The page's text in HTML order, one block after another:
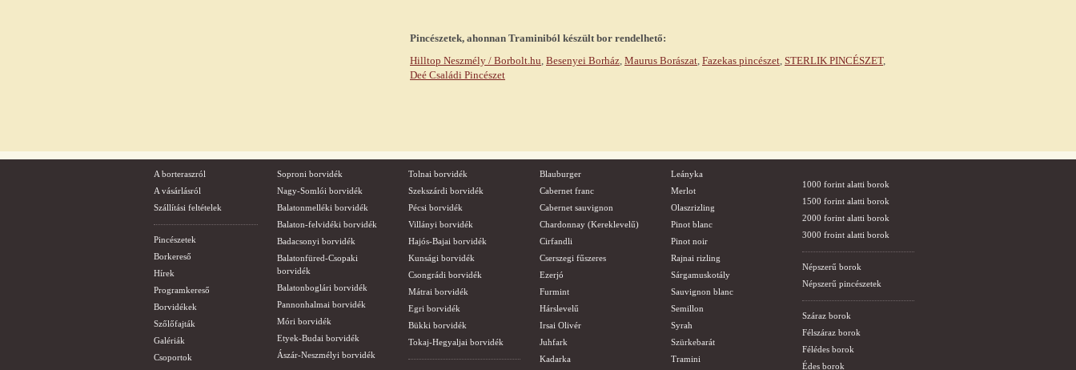
Pincészetek, ahonnan Traminiból készült bor rendelhető:
Hilltop Neszmély / Borbolt.hu, Besenyei Borház, Maurus Borászat, Fazekas pincészet, STERLIK PINCÉSZET,
Deé Családi Pincészet
A borteraszról
A vásárlásról
Szállítási feltételek
Pincészetek
Borkereső
Hírek
Programkereső
Borvidékek
Szőlőfajták
Galériák
Csoportok
Soproni borvidék
Nagy-Somlói borvidék
Balatonmelléki borvidék
Balaton-felvidéki borvidék
Badacsonyi borvidék
Balatonfüred-Csopaki
borvidék
Balatonboglári borvidék
Pannonhalmai borvidék
Móri borvidék
Etyek-Budai borvidék
Ászár-Neszmélyi borvidék
Tolnai borvidék
Szekszárdi borvidék
Pécsi borvidék
Villányi borvidék
Hajós-Bajai borvidék
Kunsági borvidék
Csongrádi borvidék
Mátrai borvidék
Egri borvidék
Bükki borvidék
Tokaj-Hegyaljai borvidék
Blauburger
Cabernet franc
Cabernet sauvignon
Chardonnay (Kereklevelű)
Cirfandli
Cserszegi fűszeres
Ezerjó
Furmint
Hárslevelű
Irsai Olivér
Juhfark
Kadarka
Leányka
Merlot
Olaszrizling
Pinot blanc
Pinot noir
Rajnai rizling
Sárgamuskotály
Sauvignon blanc
Semillon
Syrah
Szürkebarát
Tramini
1000 forint alatti borok
1500 forint alatti borok
2000 forint alatti borok
3000 froint alatti borok
Népszerű borok
Népszerű pincészetek
Száraz borok
Félszáraz borok
Félédes borok
Édes borok